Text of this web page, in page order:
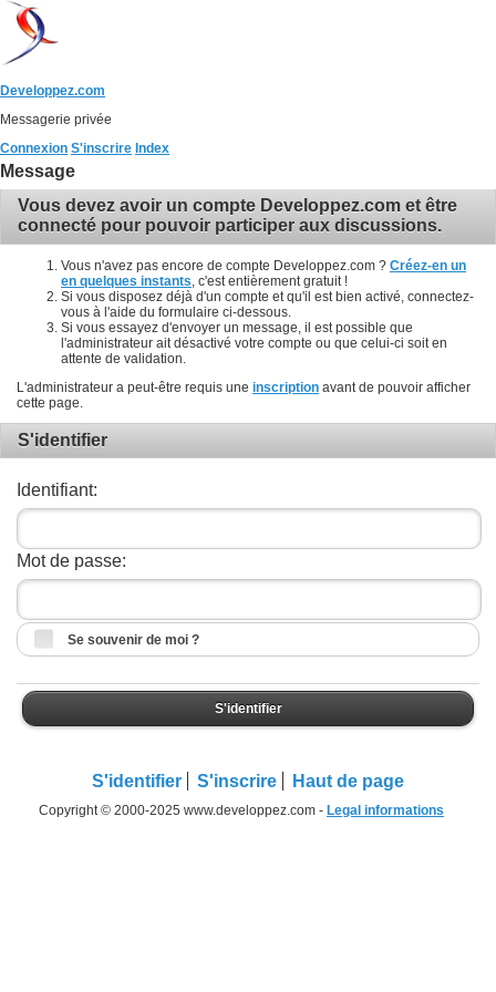
Developpez.com
Messagerie privée
Connexion S'inscrire Index
Message
Vous devez avoir un compte Developpez.com et être
connecté pour pouvoir participer aux discussions.
Vous n'avez pas encore de compte Developpez.com ? Créez-en un
en quelques instants , c'est entièrement gratuit !
Si vous disposez déjà d'un compte et qu'il est bien activé, connectez-
vous à l'aide du formulaire ci-dessous.
Si vous essayez d'envoyer un message, il est possible que
l'administrateur ait désactivé votre compte ou que celui-ci soit en
attente de validation.
L'administrateur a peut-être requis une inscription avant de pouvoir afficher
cette page.
S'identifier
Identifiant:
Mot de passe:
Se souvenir de moi ?
S'identifier
S'identifier S'inscrire Haut de page
Copyright © 2000-2025 www.developpez.com - Legal informations